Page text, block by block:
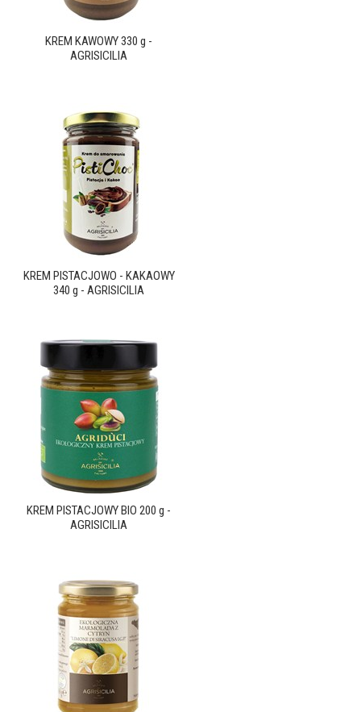
KREM KAWOWY 330 g -
AGRISICILIA
KREM PISTACJOWO - KAKAOWY
340 g - AGRISICILIA
KREM PISTACJOWY BIO 200 g -
AGRISICILIA